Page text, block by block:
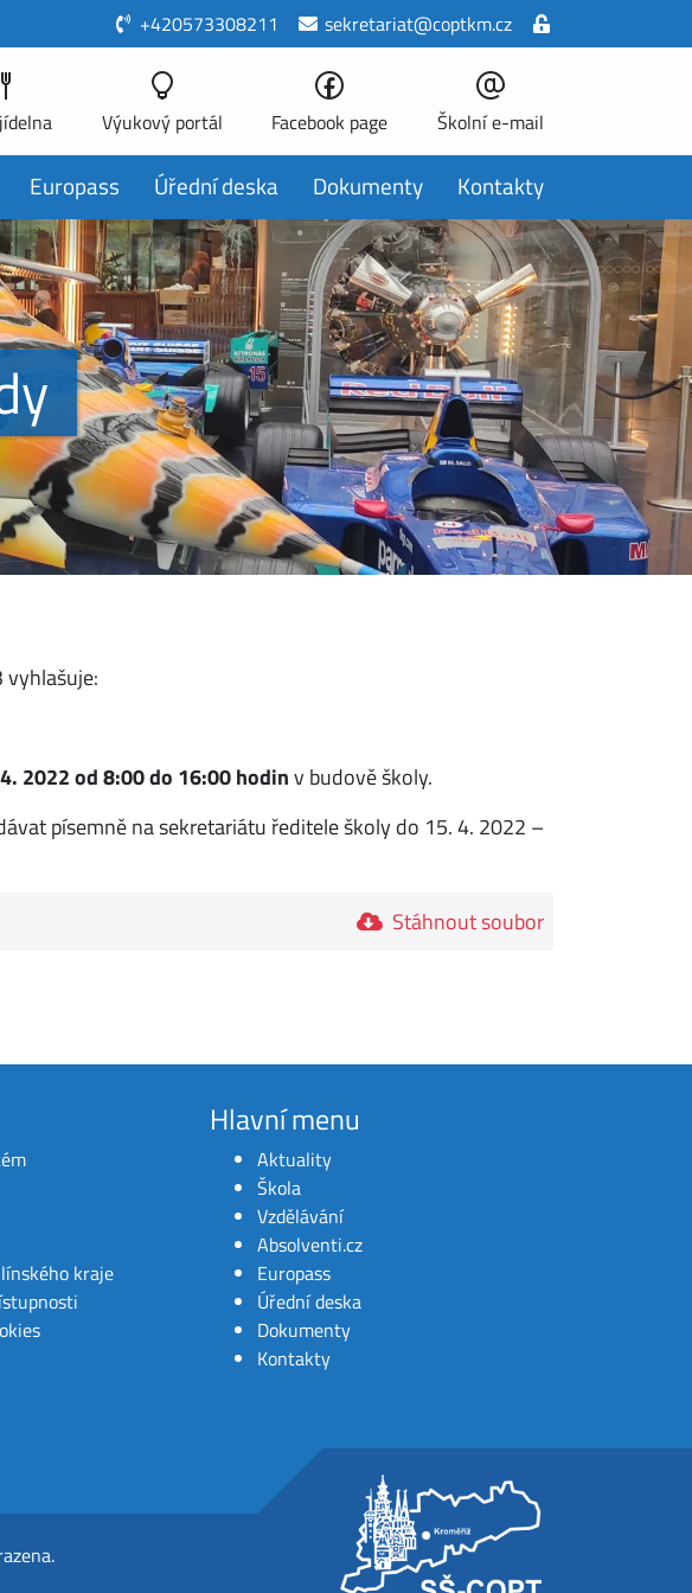
+420573308211 sekretariat@coptkm.cz
Výukový portál Facebook page Školní e-mail
Europass Úřední deska Dokumenty Kontakty
vyhlašuje:
2022 od 8:00 do 16:00 hodinv budově školy.
písemně na sekretariátu ředitele školy do 15. 4. 2022 –
Stáhnout soubor
kraje
Hlavní menu
Aktuality
Škola
Vzdělávání
Absolventi.cz
Europass
Úřední deska
Dokumenty
Kontakty